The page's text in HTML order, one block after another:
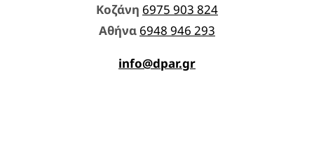
Κοζάνη 6975 903 824
Aθήνα 6948 946 293
info@dpar.gr